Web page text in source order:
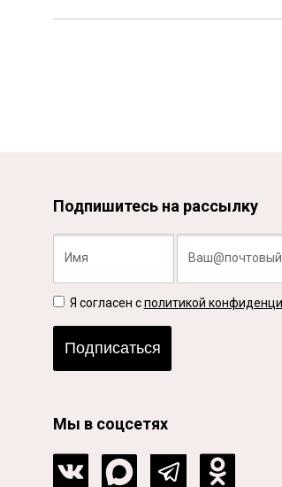
Подпишитесь на рассылку
Я согласен сполитикой
Подписаться
Мы в соцсетях